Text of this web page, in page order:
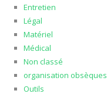
Entretien
Légal
Matériel
Médical
Non classé
organisation obsèques
Outils